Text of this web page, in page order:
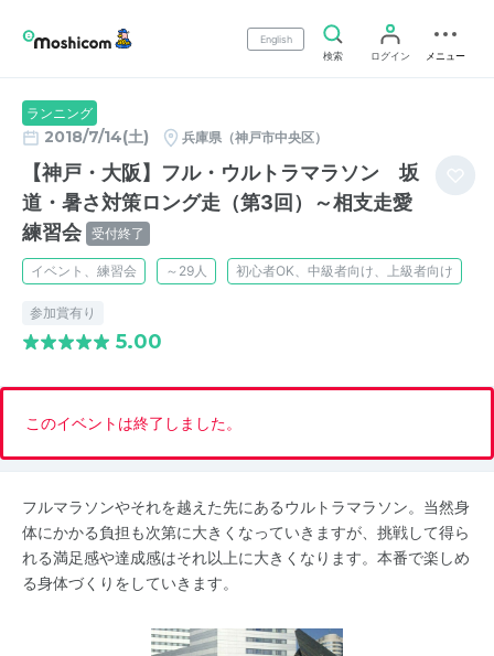
English
検索
ログイン メニュー
ランニング
2018/7/14(土) 兵庫県（神戸市中央区）
【神戸・大阪】フル・ウルトラマラソン 坂
道・暑さ対策ロング走（第3回）～相支走愛
練習会 受付終了
イベント、練習会 ～29人 初心者OK、中級者向け、上級者向け
参加賞有り
5.00
このイベントは終了しました。
フルマラソンやそれを越えた先にあるウルトラマラソン。当然身
体にかかる負担も次第に大きくなっていきますが、挑戦して得ら
れる満足感や達成感はそれ以上に大きくなります。本番で楽しめ
る身体づくりをしていきます。